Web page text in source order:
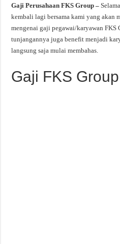
Gaji Perusahaan FKS Group –
kembali lagi bersama kami yang akan
mengenai gaji pegawai/karyawan FKS
tunjangannya juga benefit menjadi
langsung saja mulai membahas.
Gaji FKS Group